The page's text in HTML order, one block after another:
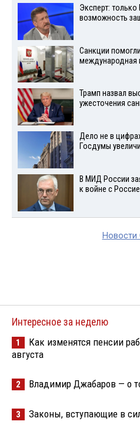
Эксперт:
возможность
Санкции
международная
Трамп назвал
ужесточения
Дело не в
Госдумы
В МИД России
к войне с
Интересное за неделю
1
Как изменятся пенсии
августа
2 Владимир Джабаров — о
3 Законы, вступающие в